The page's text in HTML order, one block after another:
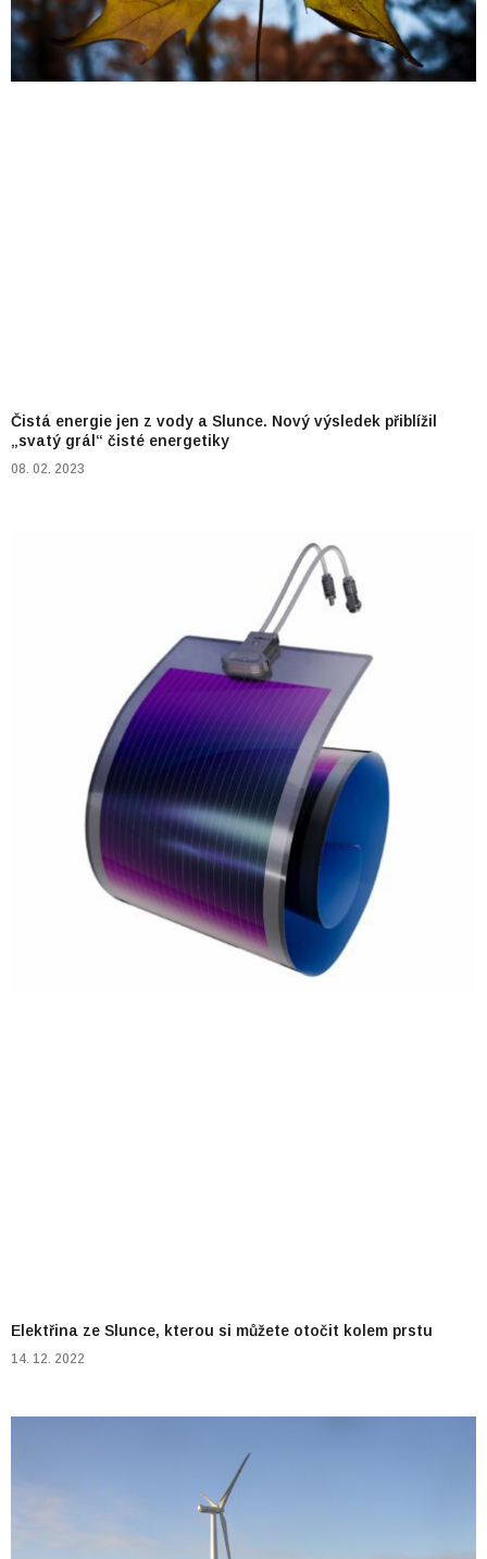
Čistá energie jen z vody a Slunce. Nový výsledek přiblížil
„svatý grál“ čisté energetiky
08. 02. 2023
Elektřina ze Slunce, kterou si můžete otočit kolem prstu
14. 12. 2022